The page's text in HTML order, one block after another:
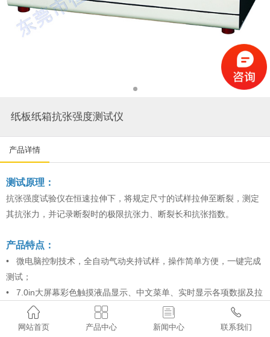
纸板纸箱抗张强度测试仪
产品详情
测试原理：
抗张强度试验仪在恒速拉伸下，将规定尺寸的试样拉伸至断裂，测定
其抗张力，并记录断裂时的极限抗张力、断裂长和抗张指数。
产品特点：
• 微电脑控制技术，全自动气动夹持试样，操作简单方便，一键完成
测试；
• 7.0in大屏幕彩色触摸液晶显示、中文菜单、实时显示各项数据及拉
伸曲线。
• 采用进口步进电机控制，运用细分技术，仪器定位精确，速度响应

网站首页

产品中心

新闻中心

联系我们